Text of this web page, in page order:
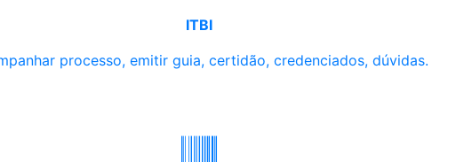
ITBI
processo, emitir guia, certidão, credenciados, dúvidas.